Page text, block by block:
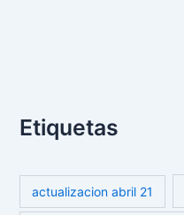
Etiquetas
actualizacion abril 21